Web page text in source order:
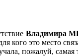
Владимира
кого это место
пожалуй, самая